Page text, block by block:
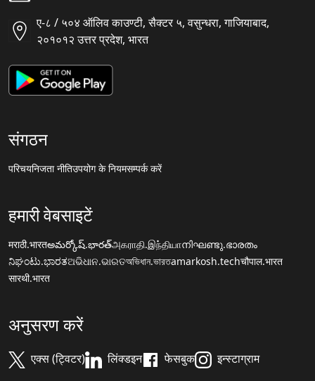
ए-८ / ५०४ ऑलिव काउण्टी, सैक्टर ५, वसुन्धरा, गाजियाबाद,
२०१०१२ उत्तर प्रदेश, भारत
संगठन
परिचयनिजता नीतिउपयोग के नियमसम्पर्क करें
हमारी वेबसाइटें
मराठी.भारतఅమర్కోష్.భారత్அகராதி.இந்தியாനിഘണ്ടു.ഭാരതം
ನಿಘಂಟು.ಭಾರತଅଭିଧାନ.ଭାରତঅভিধান.ভারতamarkosh.techचौपाल.भारत
सारथी.भारत
अनुसरण करें
एक्स (ट्विटर) लिंक्डइन फेसबुक इन्स्टाग्राम